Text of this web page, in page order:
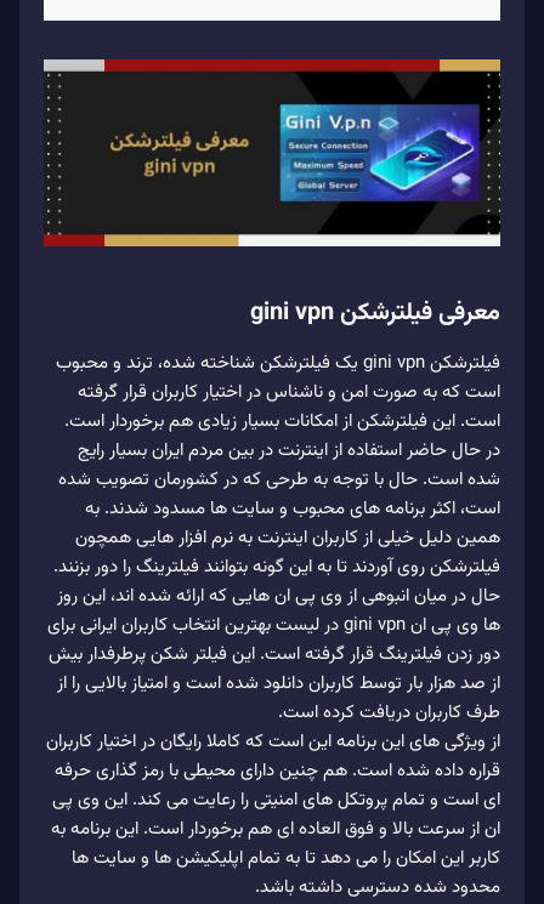
معرفی فیلترشکن gini vpn
فیلترشکن gini vpn یک فیلترشکن شناخته شده، ترند و محبوب
است که به صورت امن و ناشناس در اختیار کاربران قرار گرفته
است. این فیلترشکن از امکانات بسیار زیادی هم برخوردار است.
در حال حاضر استفاده از اینترنت در بین مردم ایران بسیار رایج
شده است. حال با توجه به طرحی که در کشورمان تصویب شده
است، اکثر برنامه های محبوب و سایت ها مسدود شدند. به
همین دلیل خیلی از کاربران اینترنت به نرم افزار هایی همچون
فیلترشکن روی آوردند تا به این گونه بتوانند فیلترینگ را دور بزنند.
حال در میان انبوهی از وی پی ان هایی که ارائه شده اند، این روز
ها وی پی ان gini vpn در لیست بهترین انتخاب کاربران ایرانی برای
دور زدن فیلترینگ قرار گرفته است. این فیلتر شکن پرطرفدار بیش
از صد هزار بار توسط کاربران دانلود شده است و امتیاز بالایی را از
طرف کاربران دریافت کرده است.
از ویژگی های این برنامه این است که کاملا رایگان در اختیار کاربران
قراره داده شده است. هم چنین دارای محیطی با رمز گذاری حرفه
ای است و تمام پروتکل های امنیتی را رعایت می‌ کند. این وی پی
ان از سرعت بالا و فوق العاده ای هم برخوردار است. این برنامه به
کاربر این امکان را می دهد تا به تمام اپلیکیشن ها و سایت ها
محدود شده دسترسی داشته باشد.